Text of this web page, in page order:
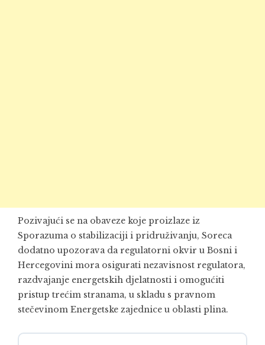
Pozivajući se na obaveze koje proizlaze iz
Sporazuma o stabilizaciji i pridruživanju, Soreca
dodatno upozorava da regulatorni okvir u Bosni i
Hercegovini mora osigurati nezavisnost regulatora,
razdvajanje energetskih djelatnosti i omogućiti
pristup trećim stranama, u skladu s pravnom
stečevinom Energetske zajednice u oblasti plina.